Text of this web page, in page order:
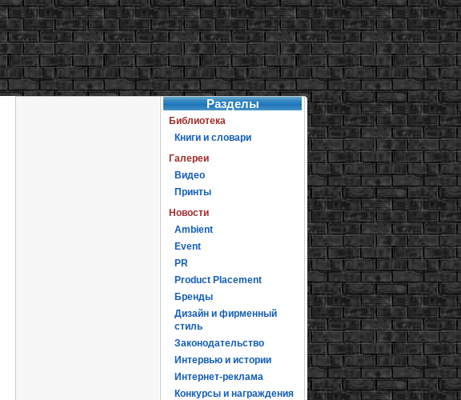
Разделы
Библиотека
Книги и словари
Галереи
Видео
Принты
Новости
Ambient
Event
PR
Product Placement
Бренды
Дизайн и фирменный
стиль
Законодательство
Интервью и истории
Интернет-реклама
Конкурсы и награждения